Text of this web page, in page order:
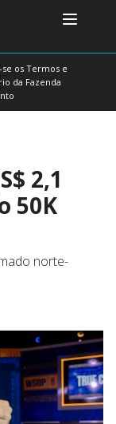
os Termos e
da Fazenda
2,1
50K
norte-